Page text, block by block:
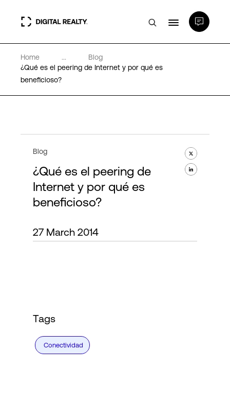
Centros de Datos
PlatformDIGITAL®
Acerca de
Language
Home ...
Blog
¿Qué es el peering de Internet y por qué es
beneficioso?
Blog
¿Qué es el peering de
Internet y por qué es
beneficioso?
27 March 2014
Tags
Conectividad